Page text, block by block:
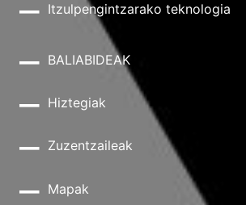
Itzulpengintzarako teknologia
BALIABIDEAK
Hiztegiak
Zuzentzaileak
Mapak